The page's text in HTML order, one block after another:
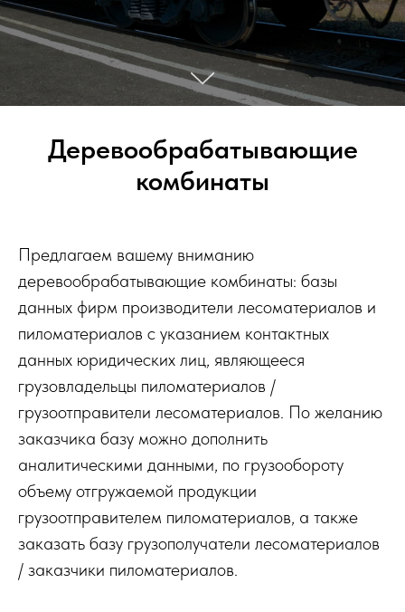
Деревообрабатывающие
комбинаты
Предлагаем вашему вниманию
деревообрабатывающие комбинаты: базы
данных фирм производители лесоматериалов и
пиломатериалов с указанием контактных
данных юридических лиц, являющееся
грузовладельцы пиломатериалов /
грузоотправители лесоматериалов. По желанию
заказчика базу можно дополнить
аналитическими данными, по грузообороту
объему отгружаемой продукции
грузоотправителем пиломатериалов, а также
заказать базу грузополучатели лесоматериалов
/ заказчики пиломатериалов.